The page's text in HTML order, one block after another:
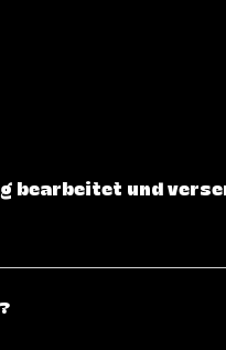
bearbeitet und
zu